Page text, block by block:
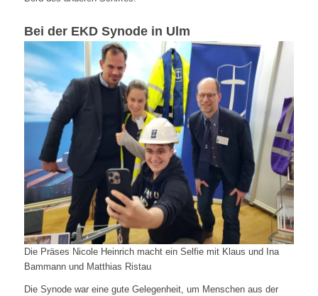
Bei der EKD Synode in Ulm
Die Präses Nicole Heinrich macht ein Selfie mit Klaus und Ina
Bammann und Matthias Ristau
Die Synode war eine gute Gelegenheit, um Menschen aus der